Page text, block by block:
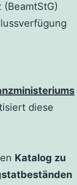
diese
Katalog zu